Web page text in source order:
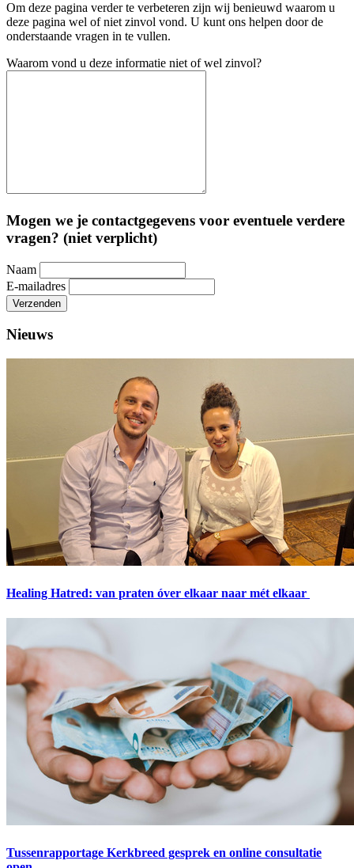
Om deze pagina verder te verbeteren zijn wij benieuwd waarom u
deze pagina wel of niet zinvol vond. U kunt ons helpen door de
onderstaande vragen in te vullen.
Waarom vond u deze informatie niet of wel zinvol?
Mogen we je contactgegevens voor eventuele verdere
vragen? (niet verplicht)
Naam
E-mailadres
Verzenden
Nieuws
Healing Hatred: van praten óver elkaar naar mét elkaar
Tussenrapportage Kerkbreed gesprek en online consultatie